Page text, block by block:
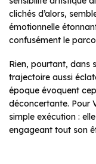
clichés d’alors,
émotionnelle
confusément le
Rien, pourtant, dans
trajectoire aussi
époque évoquent
déconcertante. Pour
simple exécution :
engageant tout son